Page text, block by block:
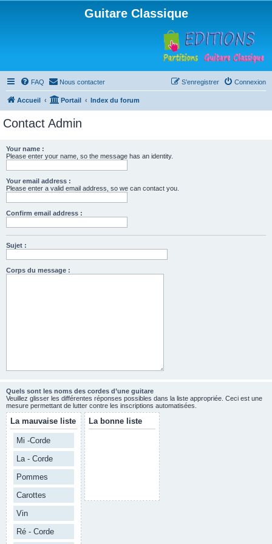
Guitare Classique
FAQ Nous contacter Connexion
S’enregistrer
Accueil Portail Index du forum
Contact Admin
Your name :
Please enter your name, so the message has an identity.
Your email address :
Please enter a valid email address, so we can contact you.
Confirm email address :
Sujet :
Corps du message :
Quels sont les noms des cordes d’une guitare
Veuillez glisser les différentes réponses possibles dans la liste appropriée. Ceci est une
mesure permettant de lutter contre les inscriptions automatisées.
La mauvaise liste
Mi -Corde
La - Corde
Pommes
Carottes
Vin
Ré - Corde
La bonne liste